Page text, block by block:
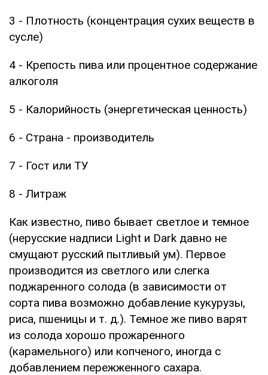
3 - Плотность (концентрация сухих веществ в
сусле)
4 - Крепость пива или процентное содержание
алкоголя
5 - Калорийность (энергетическая ценность)
6 - Страна - производитель
7 - Гост или ТУ
8 - Литраж
Как известно, пиво бывает светлое и темное
(нерусские надписи Light и Dark давно не
смущают русский пытливый ум). Первое
производится из светлого или слегка
поджаренного солода (в зависимости от
сорта пива возможно добавление кукурузы,
риса, пшеницы и т. д.). Темное же пиво варят
из солода хорошо прожаренного
(карамельного) или копченого, иногда с
добавлением пережженного сахара.